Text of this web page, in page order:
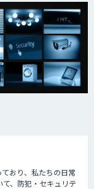
おり、私たちの日常
、防犯・セキュリテ